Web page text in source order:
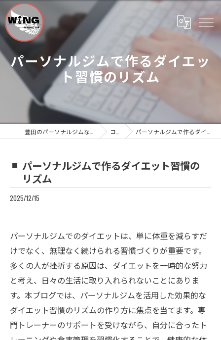
パーソナルジムで作るダイエッ
ト習慣のリズム
コラム パーソナルジムで作るダイエット習慣のリズム
パーソナルジムで作るダイエット習慣の
リズム
2025/12/15
パーソナルジムでのダイエットは、単に体重を減らすだ
けでなく、無理なく続けられる習慣づくりが重要です。
多くの人が挫折する原因は、ダイエットを一時的な努力
と考え、日々の生活に取り入れられないことにありま
す。本ブログでは、パーソナルジムを活用した効果的な
ダイエット習慣のリズムの作り方に焦点を当てます。専
門トレーナーのサポートを受けながら、自分に合ったト